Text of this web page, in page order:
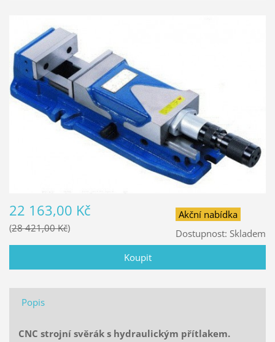
Akční nabídka
Dostupnost: Skladem
22 163,00 Kč
28 421,00 Kč
Popis
CNC strojní svěrák s hydraulickým přítlakem.